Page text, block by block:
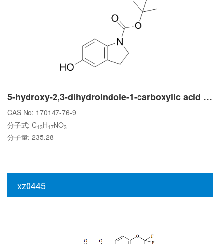
5-hydroxy-2,3-dihydroindole-1-carboxylic acid tert-butyl ester
CAS No: 170147-76-9
分子式: C13H17NO3
分子量: 235.28
xz0445